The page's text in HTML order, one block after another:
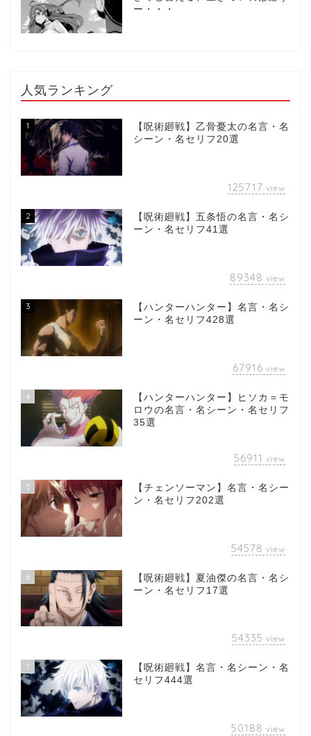
ー・・・
人気ランキング
1
【呪術廻戦】乙骨憂太の名言・名
シーン・名セリフ20選
125717 view
2
【呪術廻戦】五条悟の名言・名シ
ーン・名セリフ41選
89348 view
3
【ハンターハンター】名言・名シ
ーン・名セリフ428選
67916 view
4
【ハンターハンター】ヒソカ＝モ
ロウの名言・名シーン・名セリフ
35選
56911 view
5
【チェンソーマン】名言・名シー
ン・名セリフ202選
54578 view
6
【呪術廻戦】夏油傑の名言・名シ
ーン・名セリフ17選
54335 view
7
【呪術廻戦】名言・名シーン・名
セリフ444選
50188 view